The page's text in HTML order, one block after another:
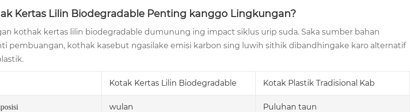
Kertas Lilin Biodegradable Penting kanggo Lingkungan?
kothak kertas lilin biodegradable dumunung ing impact siklus urip suda. Saka sumber bahan
pembuangan, kothak kasebut ngasilake emisi karbon sing luwih sithik dibandhingake karo alternatif
Kotak Kertas Lilin Biodegradable Kotak Plastik Tradisional Kab
wulan Puluhan taun